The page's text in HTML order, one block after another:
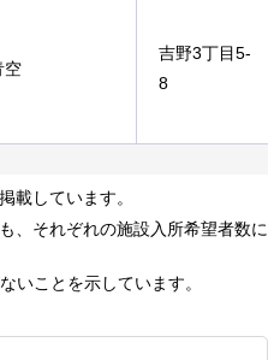
空
吉野3丁目5-
8
載しています。
、それぞれの施設入所希望者数に
いことを示しています。